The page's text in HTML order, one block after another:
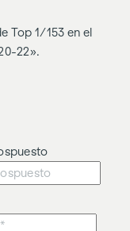
Top 1/153 en el
22».